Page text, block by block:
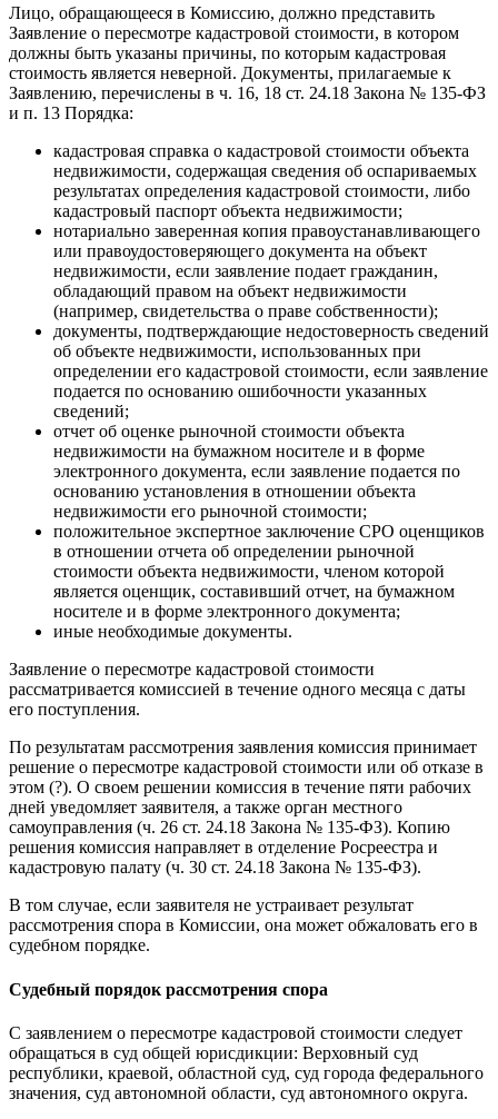
Лицо, обращающееся в Комиссию, должно представить
Заявление о пересмотре кадастровой стоимости, в котором
должны быть указаны причины, по которым кадастровая
стоимость является неверной. Документы, прилагаемые к
Заявлению, перечислены в ч. 16, 18 ст. 24.18 Закона № 135-ФЗ
и п. 13 Порядка:
кадастровая справка о кадастровой стоимости объекта
недвижимости, содержащая сведения об оспариваемых
результатах определения кадастровой стоимости, либо
кадастровый паспорт объекта недвижимости;
нотариально заверенная копия правоустанавливающего
или правоудостоверяющего документа на объект
недвижимости, если заявление подает гражданин,
обладающий правом на объект недвижимости
(например, свидетельства о праве собственности);
документы, подтверждающие недостоверность сведений
об объекте недвижимости, использованных при
определении его кадастровой стоимости, если заявление
подается по основанию ошибочности указанных
сведений;
отчет об оценке рыночной стоимости объекта
недвижимости на бумажном носителе и в форме
электронного документа, если заявление подается по
основанию установления в отношении объекта
недвижимости его рыночной стоимости;
положительное экспертное заключение СРО оценщиков
в отношении отчета об определении рыночной
стоимости объекта недвижимости, членом которой
является оценщик, составивший отчет, на бумажном
носителе и в форме электронного документа;
иные необходимые документы.
Заявление о пересмотре кадастровой стоимости
рассматривается комиссией в течение одного месяца с даты
его поступления.
По результатам рассмотрения заявления комиссия принимает
решение о пересмотре кадастровой стоимости или об отказе в
этом (?). О своем решении комиссия в течение пяти рабочих
дней уведомляет заявителя, а также орган местного
самоуправления (ч. 26 ст. 24.18 Закона № 135-ФЗ). Копию
решения комиссия направляет в отделение Росреестра и
кадастровую палату (ч. 30 ст. 24.18 Закона № 135-ФЗ).
В том случае, если заявителя не устраивает результат
рассмотрения спора в Комиссии, она может обжаловать его в
судебном порядке.
Судебный порядок рассмотрения спора
С заявлением о пересмотре кадастровой стоимости следует
обращаться в суд общей юрисдикции: Верховный суд
республики, краевой, областной суд, суд города федерального
значения, суд автономной области, суд автономного округа.